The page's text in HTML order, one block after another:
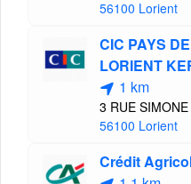
56100 Lorient
CIC PAYS
LORIENT
1 km
3 RUE
56100 Lorient
Crédit